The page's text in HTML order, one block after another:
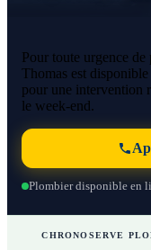
Pour toute urgence
Thomas est
pour une intervention
le week-end.
Plombier disponible en
CHRONOSERVE